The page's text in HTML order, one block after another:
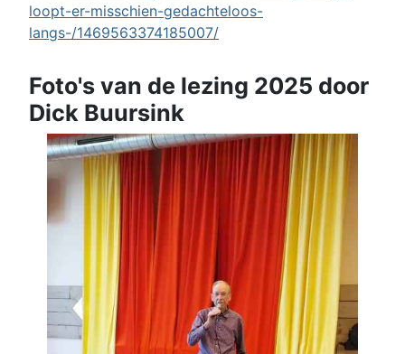
loopt-er-misschien-gedachteloos-
langs-/1469563374185007/
Foto's van de lezing 2025 door
Dick Buursink